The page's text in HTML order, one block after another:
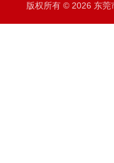
版权所有 © 2026 东